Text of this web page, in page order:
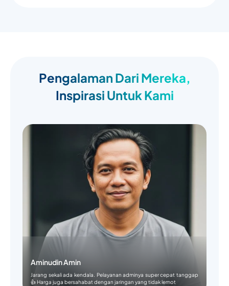
Pengalaman Dari Mereka,
Inspirasi Untuk Kami
Aminudin Amin
Jarang sekali ada kendala. Pelayanan adminya super cepat tanggap
👍 Harga juga bersahabat dengan jaringan yang tidak lemot